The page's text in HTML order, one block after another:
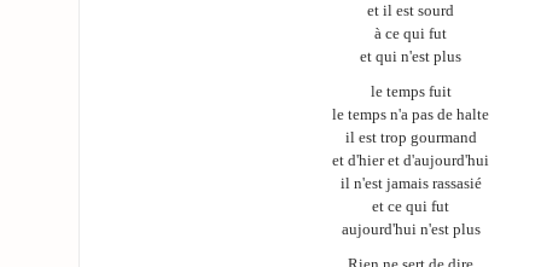
et il est sourd
à ce qui fut
et qui n'est plus
le temps fuit
le temps n'a pas de halte
il est trop gourmand
et d'hier et d'aujourd'hui
il n'est jamais rassasié
et ce qui fut
aujourd'hui n'est plus